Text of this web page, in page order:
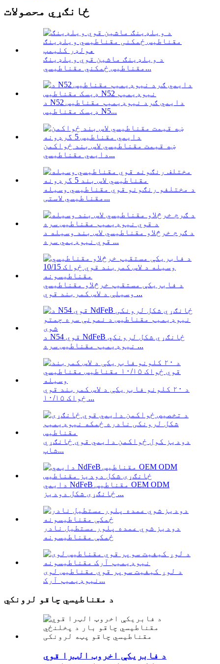
ځانګړي محصولات
د ویلډینګ ماشین قوي ویلډینګ
مقناطیس ځمکني مقناطیسي...
د N52 دایمي ګرد نیوډیمیم مقناطیس
ډیسک مقناطیس N5...
ښه قیمت مقناطیسي لاس بند ځواکمن
دایمي مقناطیسي...
د مختلفو رنګونو قوي مقناطیسي وسیله
مقناطیسي لاستی...
د ګرم خرڅلاو مقناطیسي لاس بند وسیله د
قوي نیوډیمي سره ...
د فابریکې مستقیم خرڅلاو مقناطیسي
وسیلې د لاس کمربند قوي ...
د N54 قوي NdFeB ځانګړي شکل لرونکي
نیوډیمیم مقناطیس سره ...
د ۲۰ کلونو فابریکې د لاس کمربند قوي
ځواک ۱۰/۱۵ ...
دودیز کول ځواکمن دایمي قوي ځانګړي
شاپ...
دایمي NdFeB مقناطیس OEM ODM
ځانګړی شکل دودیز ...
دودیز شوي عمده پلور مستطیل نادر
ځمکې مقناطیسونه
د لوړ کیفیت سوپر قوي مقناطیس لوی
نیوډیمیم آرک...
د مقناطیسي چاقو لرونکي
د فابریکې اخروټ الټرا قوي